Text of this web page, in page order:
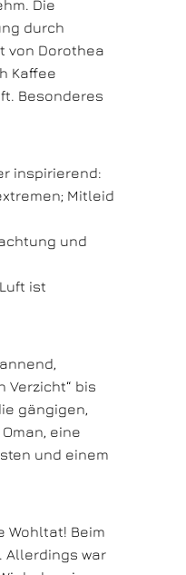
Die
durch
von Dorothea
Kaffee
Besonderes
inspirierend:
Mitleid
und
ist
Verzicht“ bis
gängigen,
eine
und einem
Wohltat! Beim
Allerdings war